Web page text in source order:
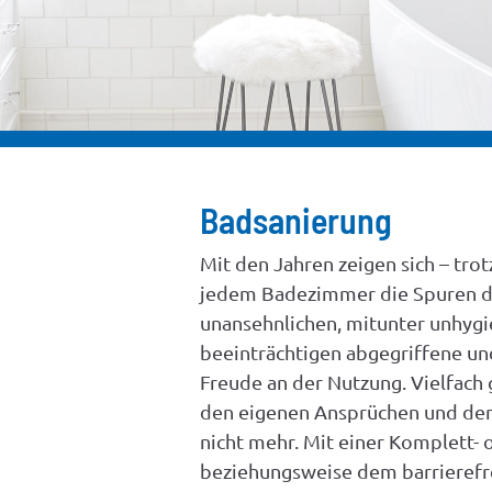
Badsanierung
Mit den Jahren zeigen sich –
jedem Badezimmer die Spuren
unansehnlichen, mitunter
beeinträchtigen abgegriffene
Freude an der Nutzung.
den eigenen Ansprüchen und
nicht mehr. Mit einer Komplett-
beziehungsweise dem